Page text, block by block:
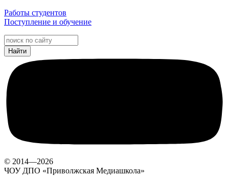
Работы студентов
Поступление и обучение
© 2014—2026
ЧОУ ДПО «Приволжская Медиашкола»